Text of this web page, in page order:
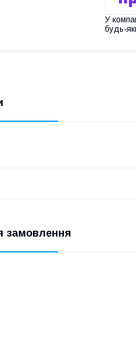
У
будь-
замовлення